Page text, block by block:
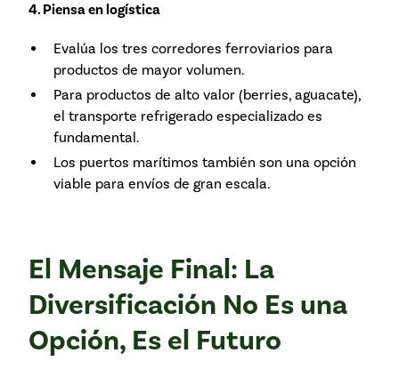
4. Piensa en logística
Evalúa los tres corredores ferroviarios para
productos de mayor volumen.
Para productos de alto valor (berries, aguacate),
el transporte refrigerado especializado es
fundamental.
Los puertos marítimos también son una opción
viable para envíos de gran escala.
El Mensaje Final: La
Diversificación No Es una
Opción, Es el Futuro